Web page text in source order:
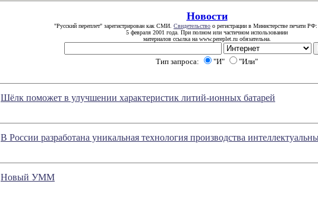
Новости
"Русский переплет" зарегистрирован как СМИ. Свидетельство о регистрации в Министерстве печати
5 февраля 2001 года. При полном или частичном использовании
материалов ссылка на www.pereplet.ru обязательна.
Тип запроса: "И" "Или"
Шёлк поможет в улучшении характеристик литий-ионных батарей
В России разработана уникальная технология производства
Новый УММ